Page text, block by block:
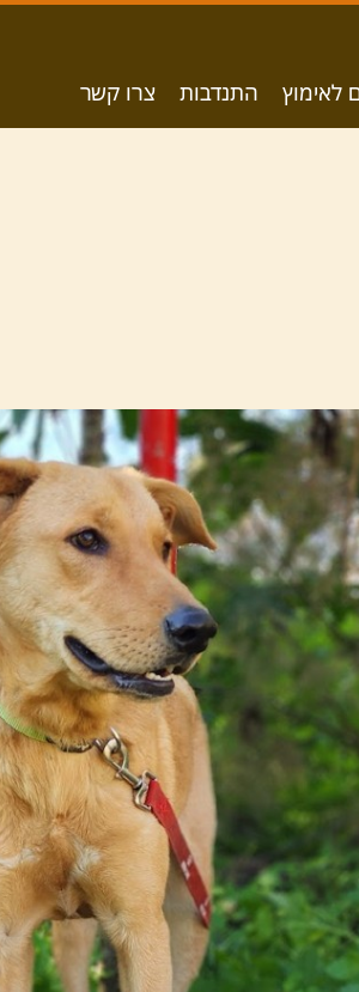
לאימוץ התנדבות צרו קשר